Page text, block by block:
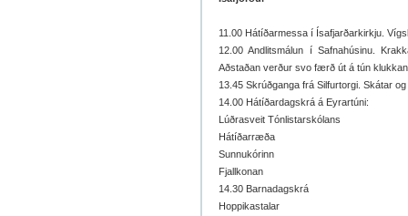
11.00 Hátíðarmessa í Ísafjarðarkirkju.
12.00 Andlitsmálun í Safnahúsinu.
Aðstaðan verður svo færð út á tún
13.45 Skrúðganga frá Silfurtorgi. Skátar
14.00 Hátíðardagskrá á Eyrartúni:
Lúðrasveit Tónlistarskólans
Hátíðarræða
Sunnukórinn
Fjallkonan
14.30 Barnadagskrá
Hoppikastalar